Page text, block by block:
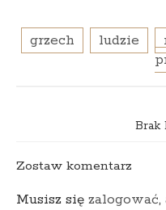
grzech ludzie
Brak
Zostaw komentarz
Musisz się zalogować,